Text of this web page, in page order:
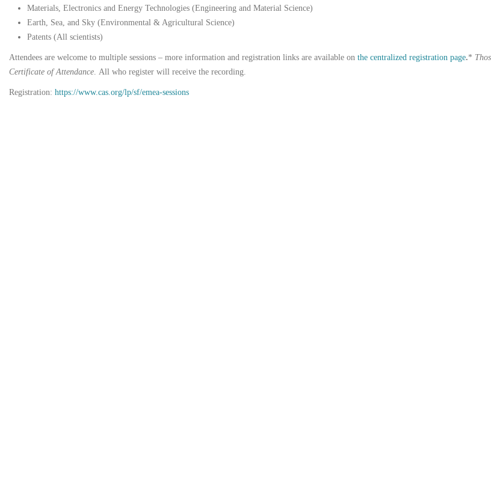
Materials, Electronics and Energy Technologies (Engineering and Material Science)
Earth, Sea, and Sky (Environmental & Agricultural Science)
Patents (All scientists)
Attendees are welcome to multiple sessions – more information and registration links are available on the centralized registration page.*
Certificate of Attendance. All who register will receive the recording.
Registration: https://www.cas.org/lp/sf/emea-sessions